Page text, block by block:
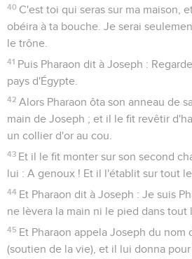
40 C'est toi qui seras sur ma maison,
obéira à ta bouche. Je serai
le trône.
41 Puis Pharaon dit à Joseph :
pays d'Égypte.
42 Alors Pharaon ôta son anneau de
main de Joseph ; et il le fit revêtir
un collier d'or au cou.
43 Et il le fit monter sur son second
lui : A genoux ! Et il l'établit sur tout le
44 Et Pharaon dit à Joseph : Je suis
ne lèvera la main ni le pied dans tout
45 Et Pharaon appela Joseph du nom
(soutien de la vie), et il lui donna